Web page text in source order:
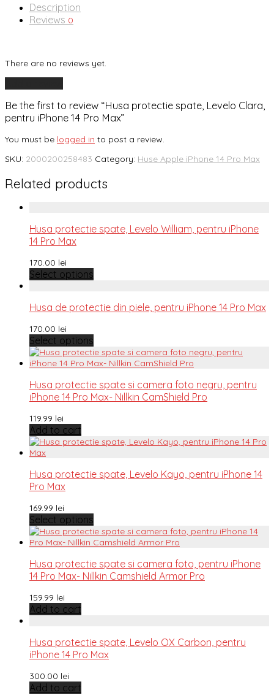
Description
Reviews 0
There are no reviews yet.
Be the first to review “Husa protectie spate, Levelo Clara,
pentru iPhone 14 Pro Max”
You must be logged in to post a review.
SKU: 2000200258483 Category: Huse Apple iPhone 14 Pro Max
Related products
Husa protectie spate, Levelo William, pentru iPhone
14 Pro Max
170.00 lei
Select options
Husa de protectie din piele, pentru iPhone 14 Pro Max
170.00 lei
Select options
Husa protectie spate si camera foto negru, pentru
iPhone 14 Pro Max- Nillkin CamShield Pro
119.99 lei
Add to cart
Husa protectie spate, Levelo Kayo, pentru iPhone 14
Pro Max
169.99 lei
Select options
Husa protectie spate si camera foto, pentru iPhone
14 Pro Max- Nillkin Camshield Armor Pro
159.99 lei
Add to cart
Husa protectie spate, Levelo OX Carbon, pentru
iPhone 14 Pro Max
300.00 lei
Add to cart